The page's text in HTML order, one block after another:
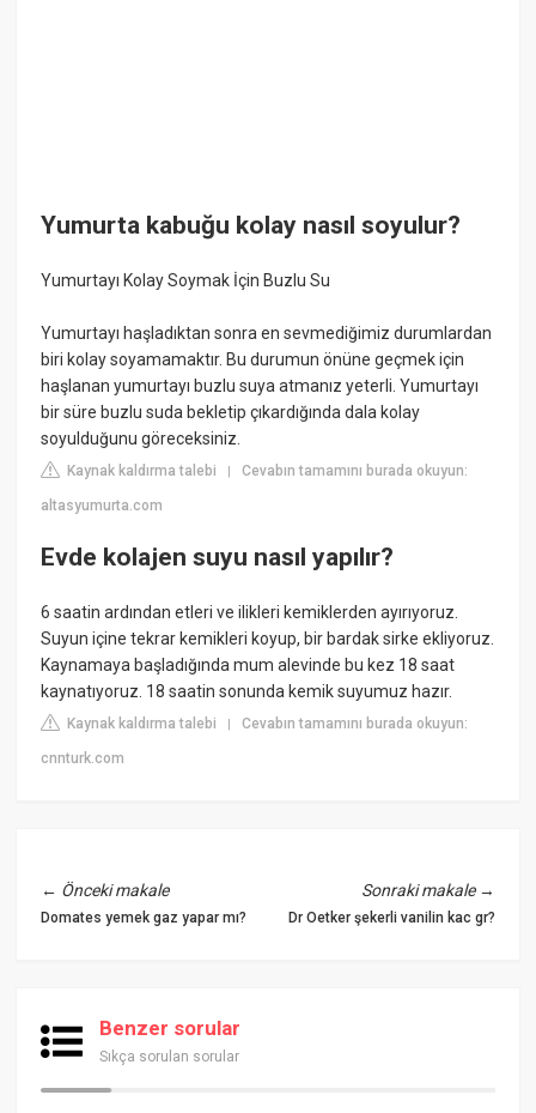
Yumurta kabuğu kolay nasıl soyulur?
Yumurtayı Kolay Soymak İçin Buzlu Su
Yumurtayı haşladıktan sonra en sevmediğimiz durumlardan
biri kolay soyamamaktır. Bu durumun önüne geçmek için
haşlanan yumurtayı buzlu suya atmanız yeterli. Yumurtayı
bir süre buzlu suda bekletip çıkardığında dala kolay
soyulduğunu göreceksiniz.
Kaynak kaldırma talebi |Cevabın tamamını burada okuyun:
altasyumurta.com
Evde kolajen suyu nasıl yapılır?
6 saatin ardından etleri ve ilikleri kemiklerden ayırıyoruz.
Suyun içine tekrar kemikleri koyup, bir bardak sirke ekliyoruz.
Kaynamaya başladığında mum alevinde bu kez 18 saat
kaynatıyoruz. 18 saatin sonunda kemik suyumuz hazır.
Kaynak kaldırma talebi |Cevabın tamamını burada okuyun:
cnnturk.com
← Önceki makale
Domates yemek gaz yapar mı?
Sonraki makale→
Dr Oetker şekerli vanilin kac gr?
Benzer sorular
Sıkça sorulan sorular